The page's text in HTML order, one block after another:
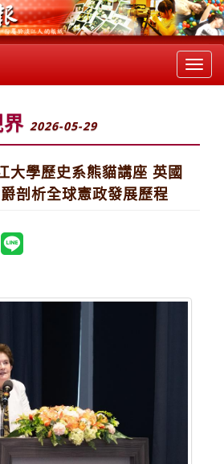
2026-05-29
大學歷史系熊貓講座 英國
剖析全球憲政發展歷程